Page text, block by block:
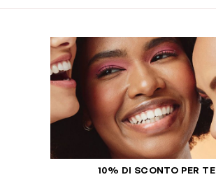
10% DI SCONTO PER TE